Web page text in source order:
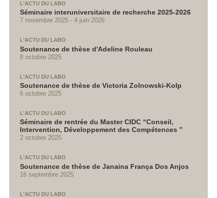
L'ACTU DU LABO
Séminaire interuniversitaire de recherche 2025-2026
7 novembre 2025 4 juin 2026
L'ACTU DU LABO
Soutenance de thèse d'Adeline Rouleau
8 octobre 2025
L'ACTU DU LABO
Soutenance de thèse de Victoria Zolnowski-Kolp
6 octobre 2025
L'ACTU DU LABO
Séminaire de rentrée du Master CIDC “Conseil,
Intervention, Développement des Compétences ”
2 octobre 2025
L'ACTU DU LABO
Soutenance de thèse de Janaina França Dos Anjos
16 septembre 2025
L'ACTU DU LABO